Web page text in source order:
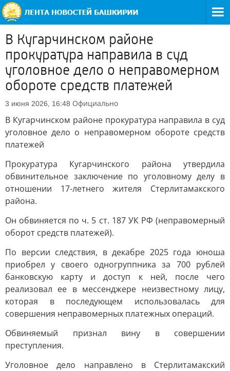
В Кугарчинском районе
прокуратура направила в суд
уголовное дело о неправомерном
обороте средств платежей
3 июня 2026, 16:48 Официально
В Кугарчинском районе прокуратура направила в суд
уголовное дело о неправомерном обороте средств
платежей
Прокуратура Кугарчинского района утвердила
обвинительное заключение по уголовному делу в
отношении 17-летнего жителя Стерлитамакского
района.
Он обвиняется по ч. 5 ст. 187 УК РФ (неправомерный
оборот средств платежей).
По версии следствия, в декабре 2025 года юноша
приобрел у своего одногруппника за 700 рублей
банковскую карту и доступ к ней, после чего
реализовал ее в мессенджере неизвестному лицу,
которая в последующем использовалась для
совершения неправомерных платежных операций.
Обвиняемый признал вину в совершении
преступления.
Уголовное дело направлено в Стерлитамакский